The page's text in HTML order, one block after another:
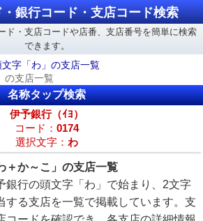
銀行コード・支店コード検索
ド・支店コードや店番、支店番号を簡単に検索
できます。
文字「わ」の支店一覧
の支店一覧
名称タップ検索
伊予銀行（ｲﾖ）
コード： 0174
選択文字： わ
＋か～こ」の支店一覧
銀行の頭文字「わ」で始まり、2文字
する支店を一覧で掲載しています。支